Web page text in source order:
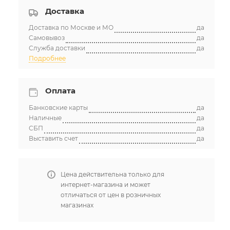
Доставка
Доставка по Москве и МО
да
Самовывоз
да
Служба доставки
да
Подробнее
Оплата
Банковские карты
да
Наличные
да
СБП
да
Выставить счет
да
Цена действительна только для
интернет-магазина и может
отличаться от цен в розничных
магазинах